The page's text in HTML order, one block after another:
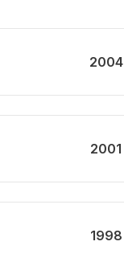
2004
2001
1998